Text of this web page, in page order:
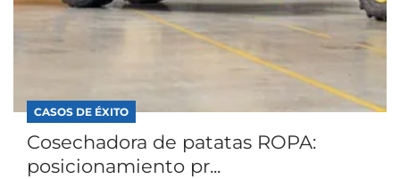
CASOS DE ÉXITO
Cosechadora de patatas ROPA:
posicionamiento pr...